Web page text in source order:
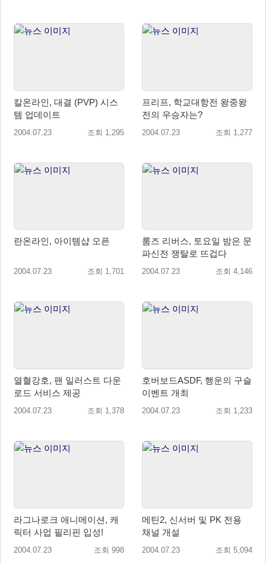
칼온라인, 대결 (PVP) 시스
템 업데이트
2004.07.23 조회 1,295
프리프, 학교대항전 왕중왕
전의 우승자는?
2004.07.23 조회 1,277
란온라인, 아이템샵 오픈
2004.07.23 조회 1,701
룸즈 리버스, 토요일 밤은 문
파신전 쟁탈로 뜨겁다
2004.07.23 조회 4,146
열혈강호, 팬 일러스트 다운
로드 서비스 제공
2004.07.23 조회 1,378
호버보드ASDF, 행운의 구슬
이벤트 개최
2004.07.23 조회 1,233
라그나로크 애니메이션, 캐
릭터 사업 필리핀 입성!
2004.07.23 조회 998
메틴2, 신서버 및 PK 전용
채널 개설
2004.07.23 조회 5,094